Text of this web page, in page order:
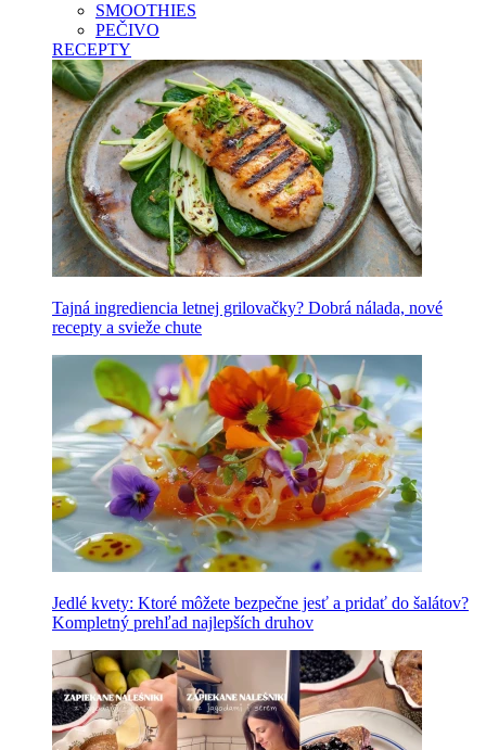
SMOOTHIES
PEČIVO
RECEPTY
Tajná ingrediencia letnej grilovačky? Dobrá nálada, nové
recepty a svieže chute
Jedlé kvety: Ktoré môžete bezpečne jesť a pridať do šalátov?
Kompletný prehľad najlepších druhov